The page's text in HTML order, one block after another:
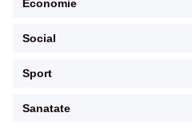
Economie
Social
Sport
Sanatate